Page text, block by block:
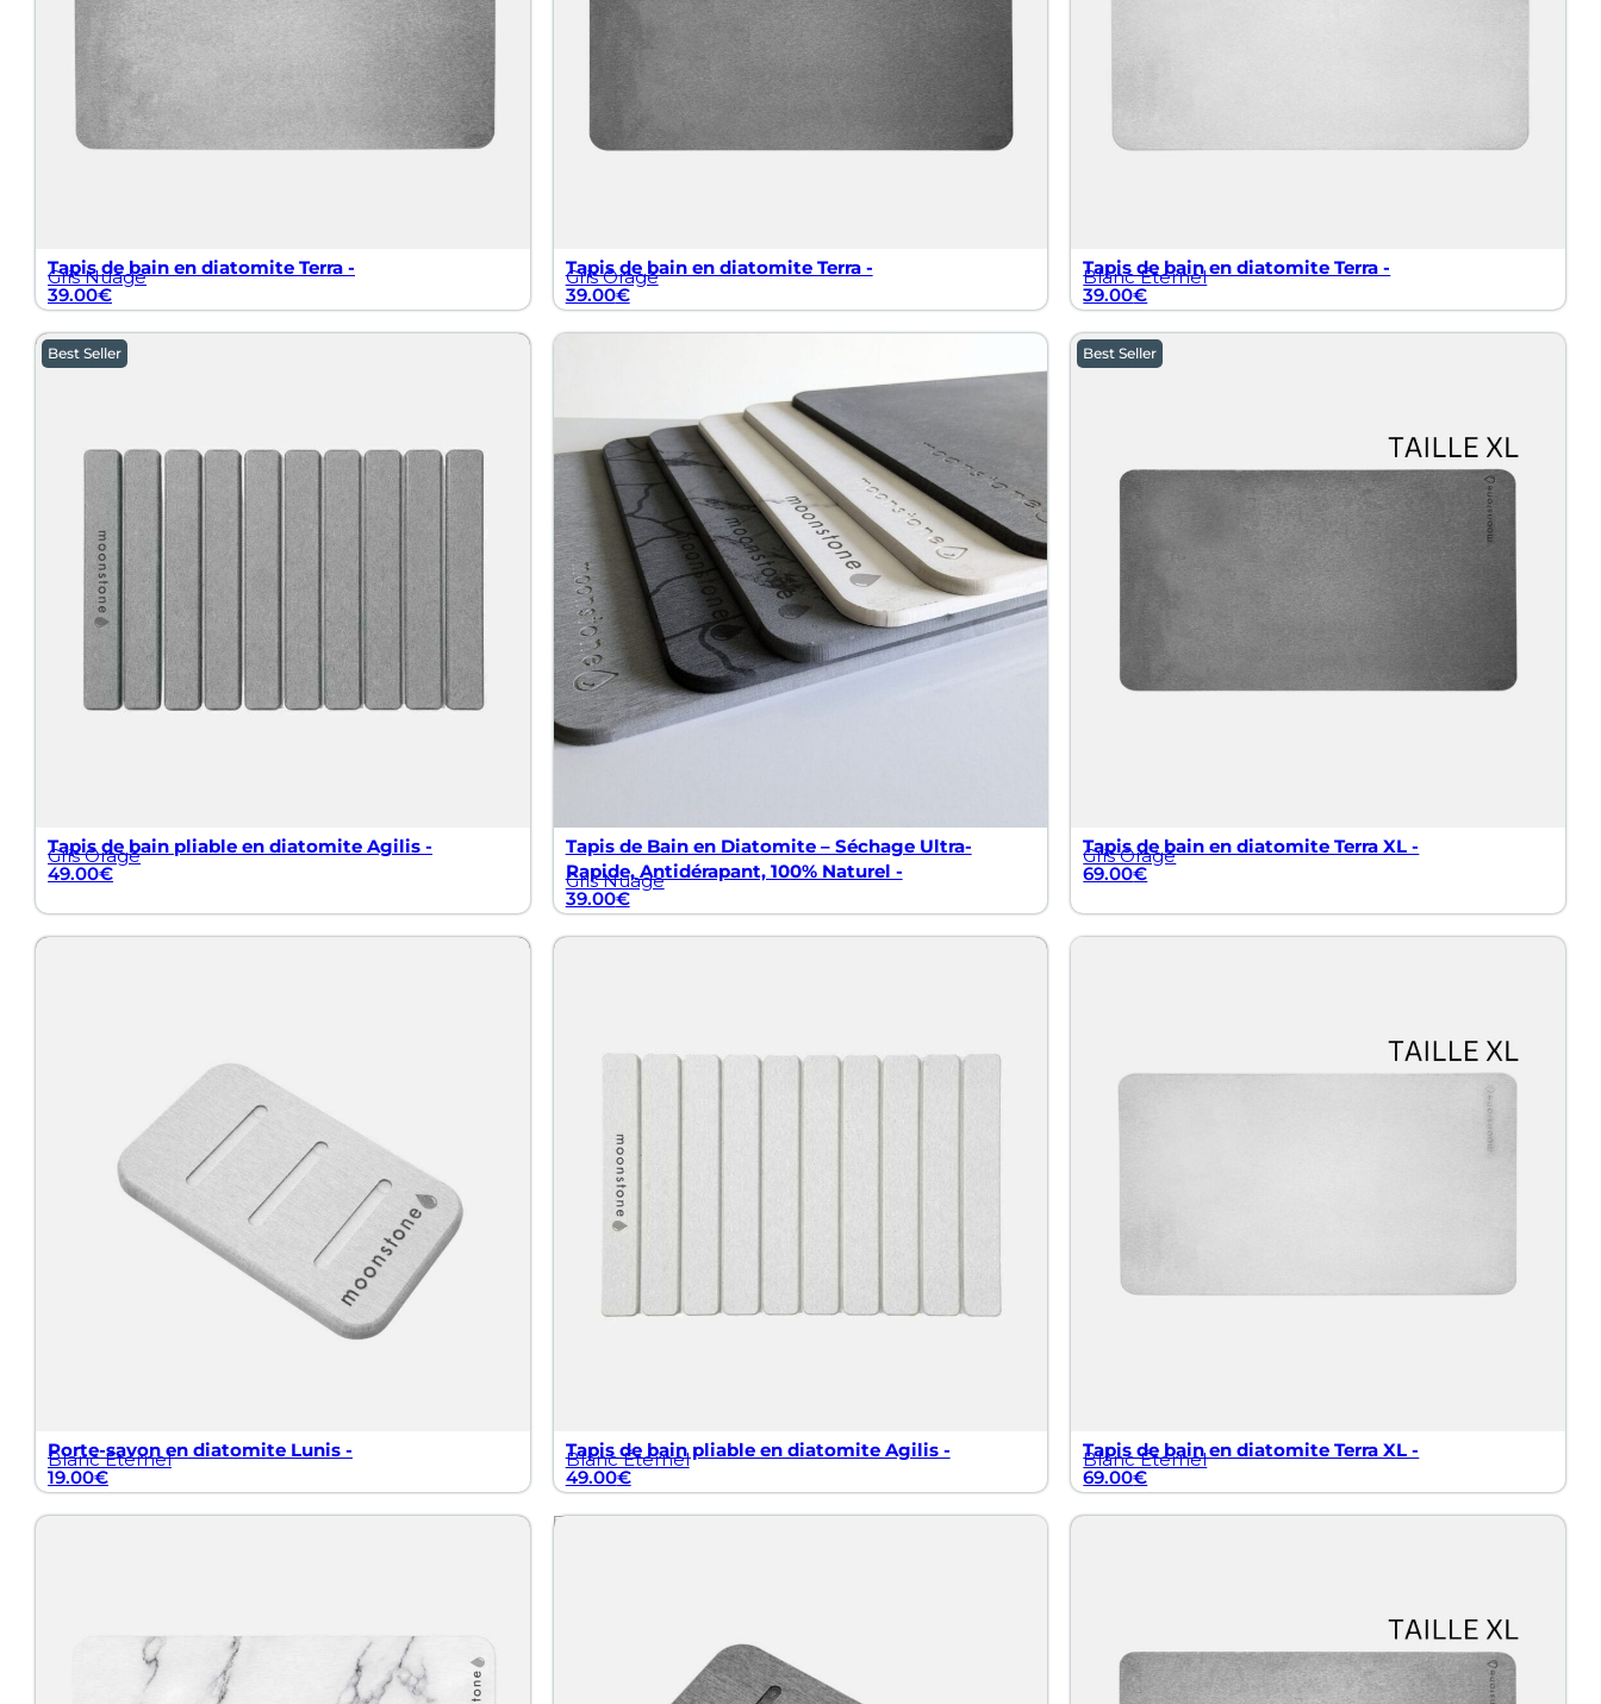
Tapis de bain en diatomite Terra -
Gris Nuage
39.00€
Tapis de bain en diatomite Terra -
Gris Orage
39.00€
Tapis de bain en diatomite Terra -
Blanc Éternel
39.00€
Best Seller
Tapis de bain pliable en diatomite Agilis -
Gris Orage
49.00€
Tapis de Bain en Diatomite – Séchage Ultra-
Rapide, Antidérapant, 100% Naturel -
Gris Nuage
39.00€
Best Seller
Tapis de bain en diatomite Terra XL -
Gris Orage
69.00€
Porte-savon en diatomite Lunis -
Blanc Éternel
19.00€
Tapis de bain pliable en diatomite Agilis -
Blanc Éternel
49.00€
Tapis de bain en diatomite Terra XL -
Blanc Éternel
69.00€